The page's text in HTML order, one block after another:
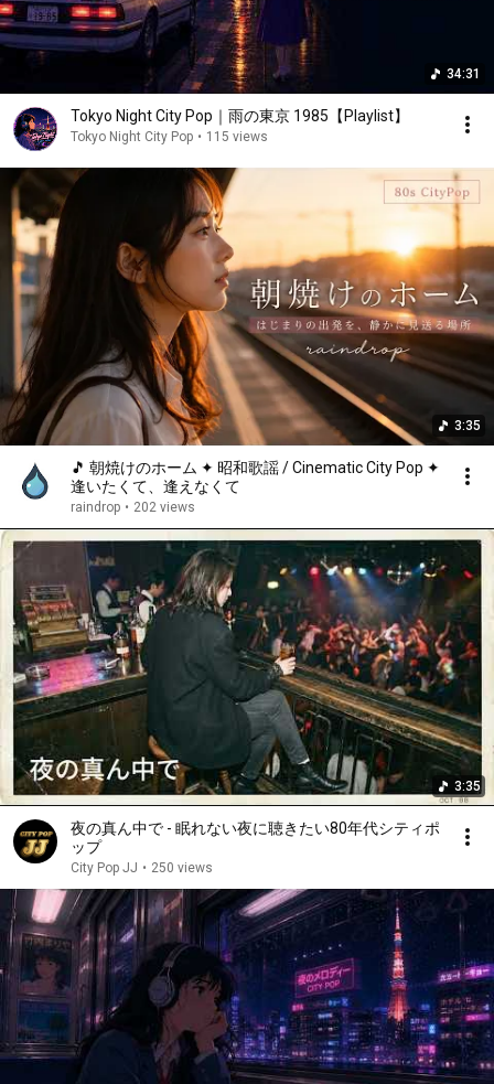
34:31
Tokyo Night City Pop｜雨の東京 1985【Playlist】
Tokyo Night City Pop • 115 views
3:35
🎵 朝焼けのホーム ✦ 昭和歌謡 / Cinematic City Pop ✦
逢いたくて、逢えなくて
raindrop • 202 views
3:35
夜の真ん中で - 眠れない夜に聴きたい80年代シティポ
ップ
City Pop JJ • 250 views